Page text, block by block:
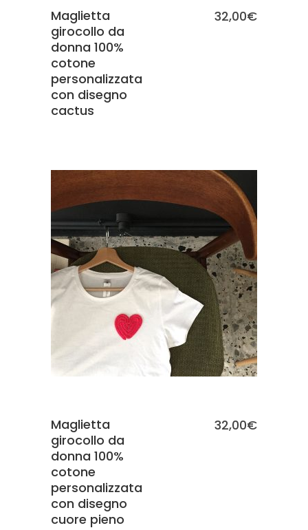
Maglietta
girocollo da
donna 100%
cotone
personalizzata
con disegno
cactus
32,00€
SCEGLI
Maglietta
girocollo da
donna 100%
cotone
personalizzata
con disegno
cuore pieno
32,00€